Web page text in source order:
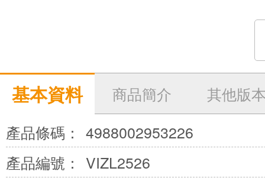
基本資料 商品簡介
其他版
產品條碼： 4988002953226
產品編號：
VIZL2526